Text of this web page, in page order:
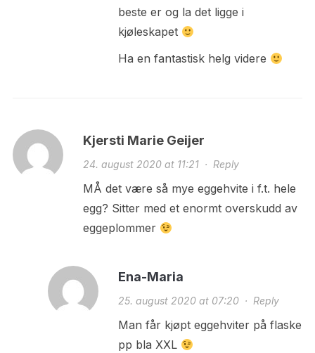
beste er og la det ligge i
kjøleskapet
Ha en fantastisk helg videre
Kjersti Marie Geijer
24. august 2020 at 11:21· Reply
MÅ det være så mye eggehvite i f.t. hele
egg? Sitter med et enormt overskudd av
eggeplommer
Ena-Maria
25. august 2020 at 07:20· Reply
Man får kjøpt eggehviter på flaske
pp bla XXL